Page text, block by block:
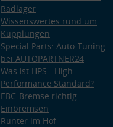
Radlager
Wissenswertes rund um
Kupplungen
Special Parts: Auto-Tuning
bei AUTOPARTNER24
Was ist HPS - High
Performance Standard?
EBC-Bremse richtig
Einbremsen
Runter im Hof